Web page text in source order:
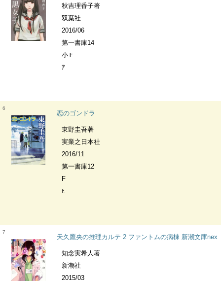
秋吉理香子著
双葉社
2016/06
第一書庫14
小Ｆ
ｱ
6
恋のゴンドラ
東野圭吾著
実業之日本社
2016/11
第一書庫12
F
ﾋ
7
天久鷹央の推理カルテ 2 ファントムの病棟 新潮文庫nex
知念実希人著
新潮社
2015/03